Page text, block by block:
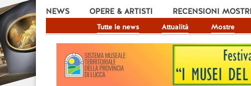
NEWS
Tutte le news Attualità Mostre
OPERE & ARTISTI RECENSIONI